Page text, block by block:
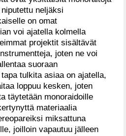
neljäksi
on omat
voi ajatella kolmella
projektit sisältävät
joten ne voi
suoraan
tulkita asiaa on ajatella,
loppuu kesken, joten
täytetään monoraidoille
materiaalia
miksattuna
joilloin vapautuu jälleen